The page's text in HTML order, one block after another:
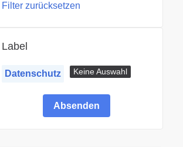
Filter zurücksetzen
Label
Datenschutz Keine Auswahl